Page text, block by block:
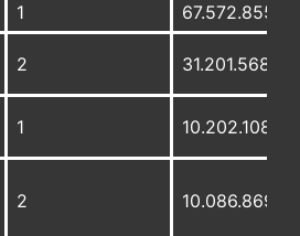
1
67.572.855
2 31.201.568
1 10.202.108
2 10.086.869